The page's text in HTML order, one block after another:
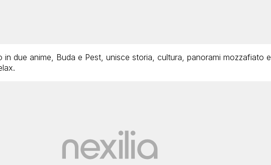
in due anime, Buda e Pest, unisce storia, cultura, panorami mozzafiato e